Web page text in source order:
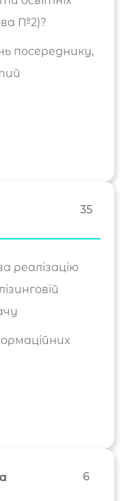
№2)?
посереднику,
35
реалізацію
6